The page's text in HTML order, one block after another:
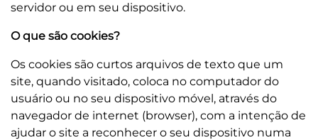
servidor ou em seu dispositivo.
O que são cookies?
Os cookies são curtos arquivos de texto que um
site, quando visitado, coloca no computador do
usuário ou no seu dispositivo móvel, através do
navegador de internet (browser), com a intenção de
ajudar o site a reconhecer o seu dispositivo numa